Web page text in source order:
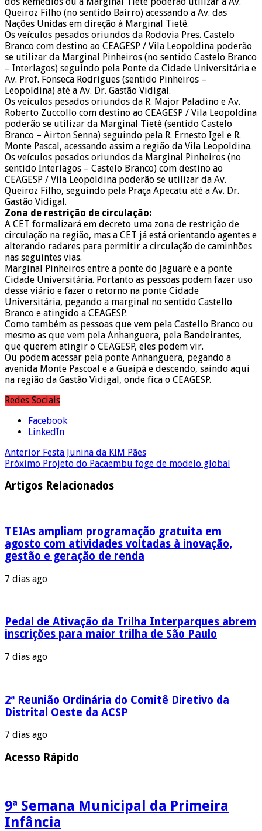
Queiroz Filho (no sentido Bairro) acessando a Av. das
Nações Unidas em direção à Marginal Tietê.
Os veículos pesados oriundos da Rodovia Pres. Castelo
Branco com destino ao CEAGESP / Vila Leopoldina poderão
se utilizar da Marginal Pinheiros (no sentido Castelo Branco
– Interlagos) seguindo pela Ponte da Cidade Universitária e
Av. Prof. Fonseca Rodrigues (sentido Pinheiros –
Leopoldina) até a Av. Dr. Gastão Vidigal.
Os veículos pesados oriundos da R. Major Paladino e Av.
Roberto Zuccollo com destino ao CEAGESP / Vila Leopoldina
poderão se utilizar da Marginal Tietê (sentido Castelo
Branco – Airton Senna) seguindo pela R. Ernesto Igel e R.
Monte Pascal, acessando assim a região da Vila Leopoldina.
Os veículos pesados oriundos da Marginal Pinheiros (no
sentido Interlagos – Castelo Branco) com destino ao
CEAGESP / Vila Leopoldina poderão se utilizar da Av.
Queiroz Filho, seguindo pela Praça Apecatu até a Av. Dr.
Gastão Vidigal.
Zona de restrição de circulação:
A CET formalizará em decreto uma zona de restrição de
circulação na região, mas a CET já está orientando agentes e
alterando radares para permitir a circulação de caminhões
nas seguintes vias.
Marginal Pinheiros entre a ponte do Jaguaré e a ponte
Cidade Universitária. Portanto as pessoas podem fazer uso
desse viário e fazer o retorno na ponte Cidade
Universitária, pegando a marginal no sentido Castello
Branco e atingido a CEAGESP.
Como também as pessoas que vem pela Castello Branco ou
mesmo as que vem pela Anhanguera, pela Bandeirantes,
que querem atingir o CEAGESP, eles podem vir.
Ou podem acessar pela ponte Anhanguera, pegando a
avenida Monte Pascoal e a Guaipá e descendo, saindo aqui
na região da Gastão Vidigal, onde fica o CEAGESP.
Redes Sociais
Facebook
LinkedIn
Anterior Festa Junina da KIM Pães
Próximo Projeto do Pacaembu foge de modelo global
Artigos Relacionados
TEIAs ampliam programação gratuita em
agosto com atividades voltadas à inovação,
gestão e geração de renda
7 dias ago
Pedal de Ativação da Trilha Interparques abrem
inscrições para maior trilha de São Paulo
7 dias ago
2ª Reunião Ordinária do Comitê Diretivo da
Distrital Oeste da ACSP
7 dias ago
Acesso Rápido
9ª Semana Municipal da Primeira
Infância